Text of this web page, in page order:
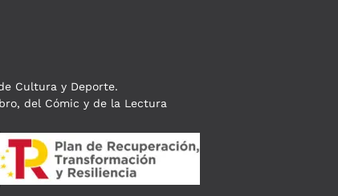
Cultura y Deporte.
del Cómic y de la Lectura